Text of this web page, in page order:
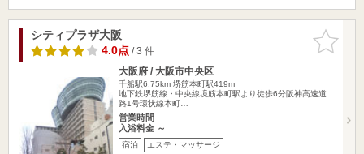
お気に入
りに追加
シティプラザ大阪
4.0点/ 3 件
大阪府 / 大阪市中央区
千船駅6.75km 堺筋本町駅419m
地下鉄堺筋線・中央線境筋本町駅より徒歩6分阪神高速道
路1号環状線本町…
営業時間
入浴料金 ～
宿泊 エステ・マッサージ